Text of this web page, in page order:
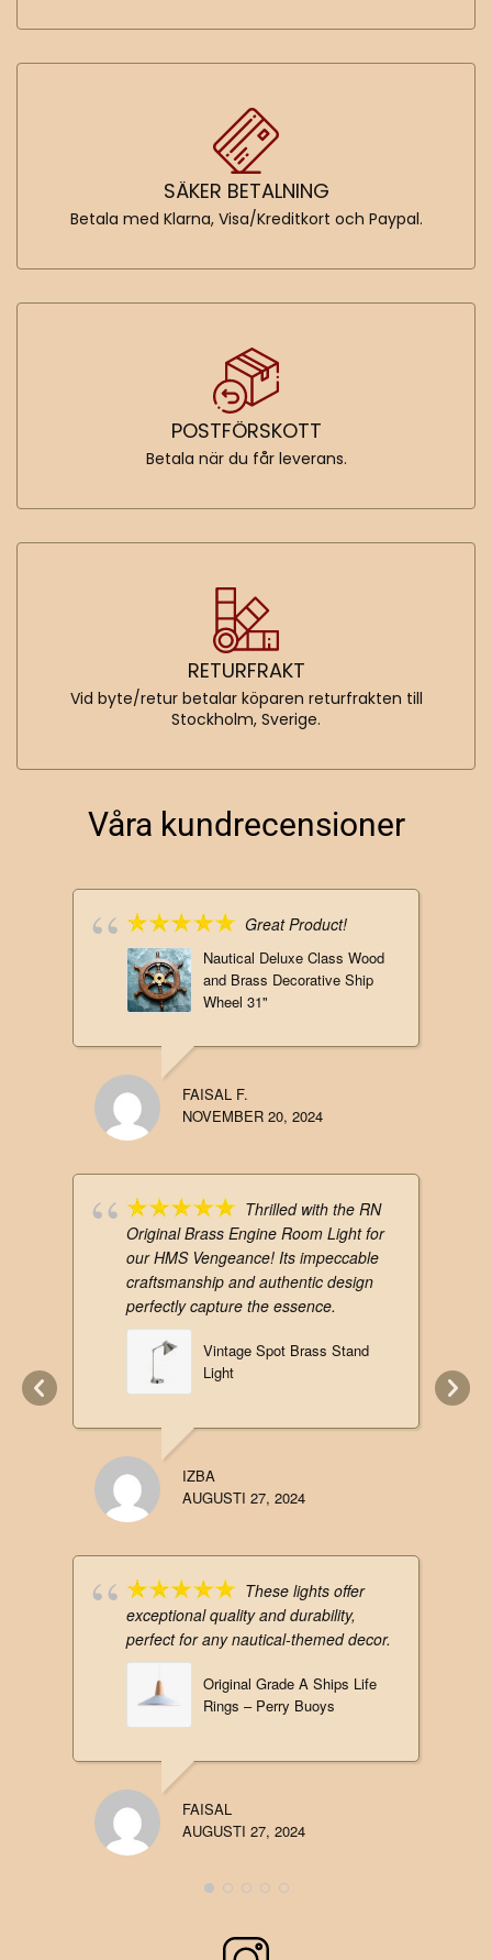
SÄKER BETALNING
Betala med Klarna, Visa/Kreditkort och Paypal.
POSTFÖRSKOTT
Betala när du får leverans.
RETURFRAKT
Vid byte/retur betalar köparen returfrakten till
Stockholm, Sverige.
Våra kundrecensioner
Great Product!
Nautical Deluxe Class Wood
and Brass Decorative Ship
Wheel 31"
FAISAL F.
NOVEMBER 20, 2024
Thrilled with the RN
Original Brass Engine Room Light for
our HMS Vengeance! Its impeccable
craftsmanship and authentic design
perfectly capture the essence.
Vintage Spot Brass Stand
Light
IZBA
AUGUSTI 27, 2024
These lights offer
exceptional quality and durability,
perfect for any nautical-themed decor.
Original Grade A Ships Life
Rings – Perry Buoys
FAISAL
AUGUSTI 27, 2024